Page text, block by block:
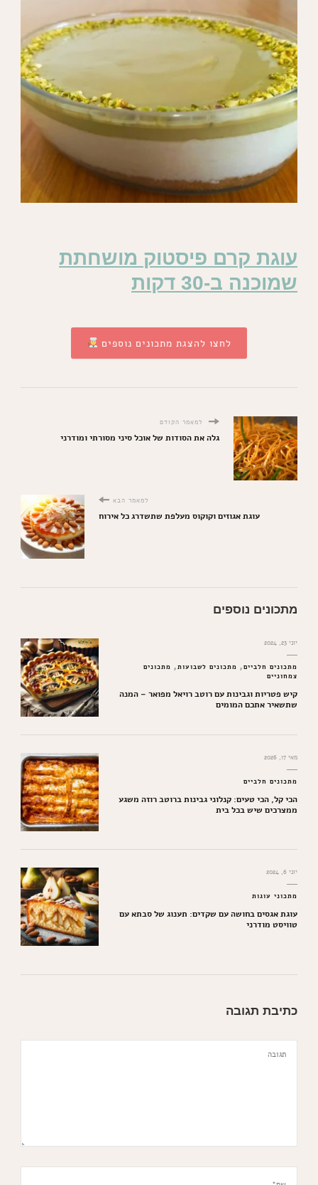
עוגת קרם פיסטוק מושחתת
שמוכנה ב-30 דקות
לחצו להצגת מתכונים נוספים
למאמר הקודם
גלה את הסודות של אוכל סיני מסורתי ומודרני
למאמר הבא
עוגת אגוזים וקוקוס מעלפת שתשדרג כל אירוח
מתכונים נוספים
יוני 23, 2024
מתכונים חלביים מתכונים לשבועות
מתכונים
צמחוניים
קיש פטריות וגבינות עם רוטב רויאל מפואר – המנה
שתשאיר אתכם המומים
מאי 17, 2026
מתכונים חלביים
הכי קל, הכי טעים: קנלוני גבינות ברוטב רוזה משגע
ממצרכים שיש בכל בית
יוני 6, 2024
מתכוני עוגות
עוגת אגסים בחושה עם שקדים: תענוג של סבתא עם
טוויסט מודרני
כתיבת תגובה